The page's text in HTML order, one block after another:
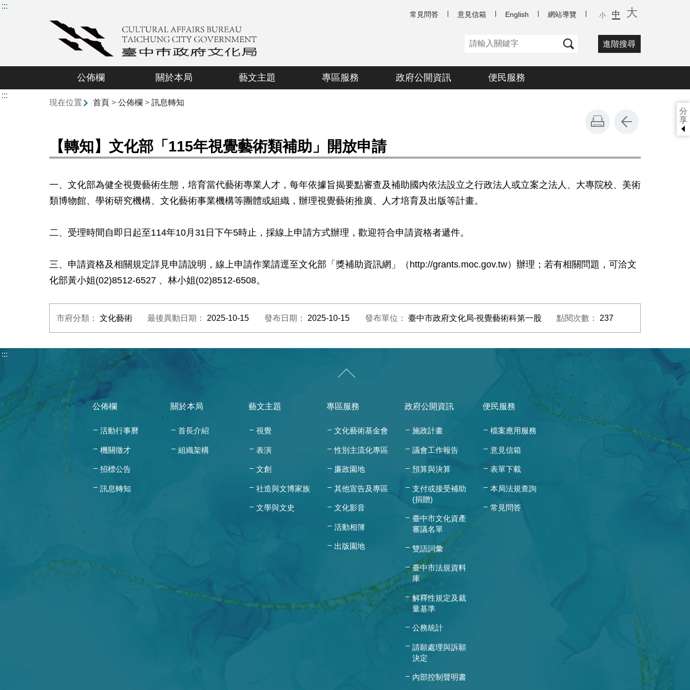
:::
常見問答 意見信箱 English 網站導覽 小 中 大
進階搜尋
公佈欄 關於本局 藝文主題 專區服務 政府公開資訊 便民服務
:::
現在位置
首頁> 公佈欄 > 訊息轉知
分
享
【轉知】文化部「115年視覺藝術類補助」開放申請
一、文化部為健全視覺藝術生態，培育當代藝術專業人才，每年依據旨揭要點審查及補助國內依法設立之行政法人或立案之法人、大專院校、美術
類博物館、學術研究機構、文化藝術事業機構等團體或組織，辦理視覺藝術推廣、人才培育及出版等計畫。
二、受理時間自即日起至114年10月31日下午5時止，採線上申請方式辦理，歡迎符合申請資格者遞件。
三、申請資格及相關規定詳見申請說明，線上申請作業請逕至文化部「獎補助資訊網」（http://grants.moc.gov.tw）辦理；若有相關問題，可洽文
化部黃小姐(02)8512-6527 、林小姐(02)8512-6508。
市府分類： 文化藝術 最後異動日期： 2025-10-15 發布日期： 2025-10-15 發布單位： 臺中市政府文化局‧視覺藝術科第一股 點閱次數： 237
:::
公佈欄
活動行事曆
機關徵才
招標公告
訊息轉知
關於本局
首長介紹
組織架構
藝文主題
視覺
表演
文創
社造與文博家族
文學與文史
專區服務
文化藝術基金會
性別主流化專區
廉政園地
其他宣告及專區
文化影音
活動相簿
出版園地
政府公開資訊
施政計畫
議會工作報告
預算與決算
支付或接受補助
(捐贈)
臺中市文化資產
審議名單
雙語詞彙
臺中市法規資料
庫
解釋性規定及裁
量基準
公務統計
請願處理與訴願
決定
內部控制聲明書
便民服務
檔案應用服務
意見信箱
表單下載
本局法規查詢
常見問答